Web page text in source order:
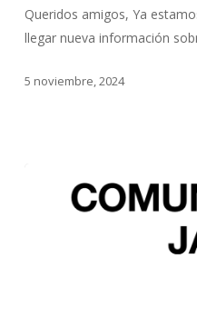
Queridos amigos, Ya
llegar nueva información
5 noviembre, 2024